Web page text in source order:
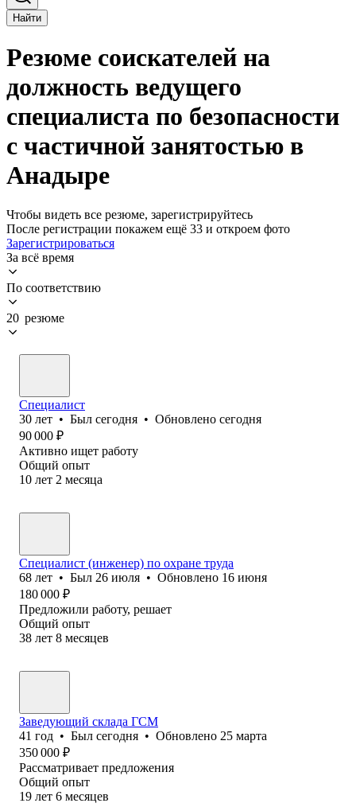
Найти
Резюме соискателей на
должность ведущего
специалиста по безопасности
с частичной занятостью в
Анадыре
Чтобы видеть все резюме, зарегистрируйтесь
После регистрации покажем ещё 33 и откроем фото
Зарегистрироваться
За всё время
По соответствию
20 резюме
Специалист
30 лет • Был сегодня • Обновлено сегодня
90 000 ₽
Активно ищет работу
Общий опыт
10 лет 2 месяца
Специалист (инженер) по охране труда
68 лет • Был 26 июля • Обновлено 16 июня
180 000 ₽
Предложили работу, решает
Общий опыт
38 лет 8 месяцев
Заведующий склада ГСМ
41 год • Был сегодня • Обновлено 25 марта
350 000 ₽
Рассматривает предложения
Общий опыт
19 лет 6 месяцев